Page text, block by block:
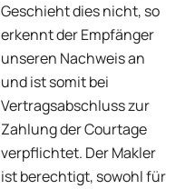
Geschieht dies nicht, so
erkennt der Empfänger
unseren Nachweis an
und ist somit bei
Vertragsabschluss zur
Zahlung der Courtage
verpflichtet. Der Makler
ist berechtigt, sowohl für